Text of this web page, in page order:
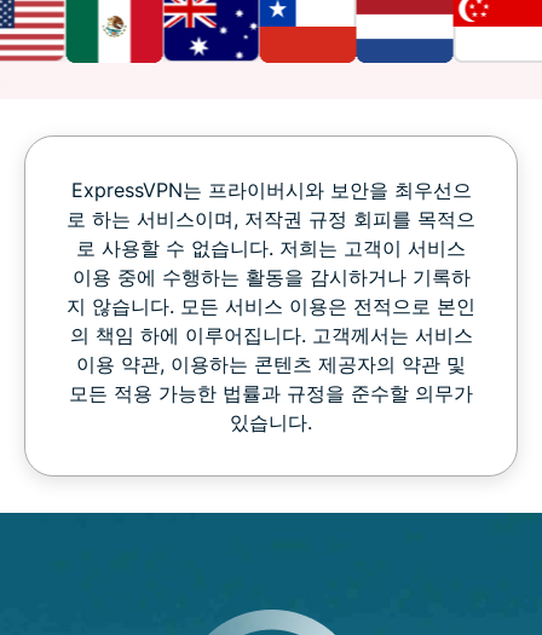
ExpressVPN는 프라이버시와 보안을 최우선으
로 하는 서비스이며, 저작권 규정 회피를 목적으
로 사용할 수 없습니다. 저희는 고객이 서비스
이용 중에 수행하는 활동을 감시하거나 기록하
지 않습니다. 모든 서비스 이용은 전적으로 본인
의 책임 하에 이루어집니다. 고객께서는 서비스
이용 약관, 이용하는 콘텐츠 제공자의 약관 및
모든 적용 가능한 법률과 규정을 준수할 의무가
있습니다.